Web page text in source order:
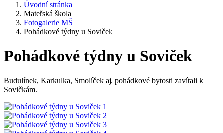
Úvodní stránka
Mateřská škola
Fotogalerie MŠ
Pohádkové týdny u Soviček
Pohádkové týdny u Soviček
Budulínek, Karkulka, Smolíček aj. pohádkové bytosti zavítali k
Sovičkám.